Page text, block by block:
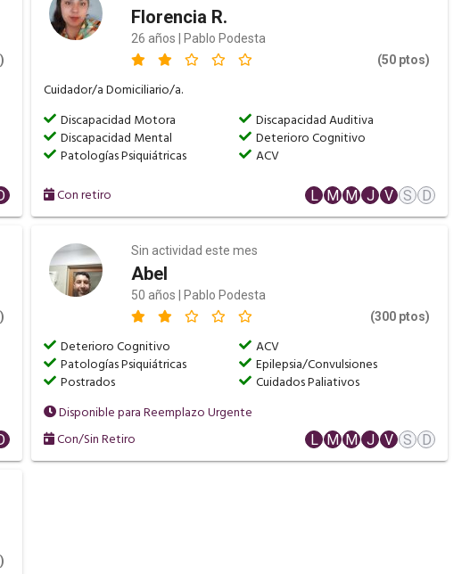
Florencia R.
26 años | Pablo Podesta
(50 ptos)
Cuidador/a Domiciliario/a.
Discapacidad Motora
Discapacidad Auditiva
Discapacidad Mental
Deterioro Cognitivo
Patologías Psiquiátricas
ACV
Con retiro L M M J V S D
Sin actividad este mes
Abel
50 años | Pablo Podesta
(300 ptos)
Deterioro Cognitivo
ACV
Patologías Psiquiátricas
Epilepsia/Convulsiones
Postrados
Cuidados Paliativos
Disponible para Reemplazo Urgente
Con/Sin Retiro
L M M J V S D